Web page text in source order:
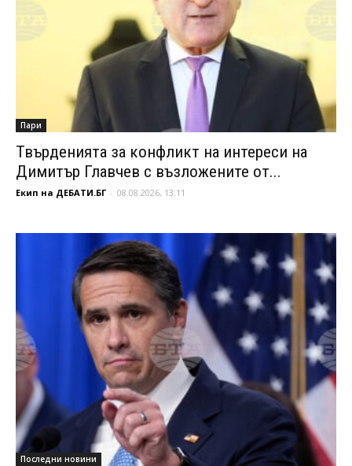
Пари
Твърденията за конфликт на интереси на
Димитър Главчев с възложените от...
Екип на ДЕБАТИ.БГ - 08.08.2026, 13:11
Последни новини